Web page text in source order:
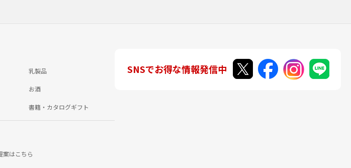
乳製品
お酒
書籍・カタログギフト
案はこちら
SNSでお得な情報発信中